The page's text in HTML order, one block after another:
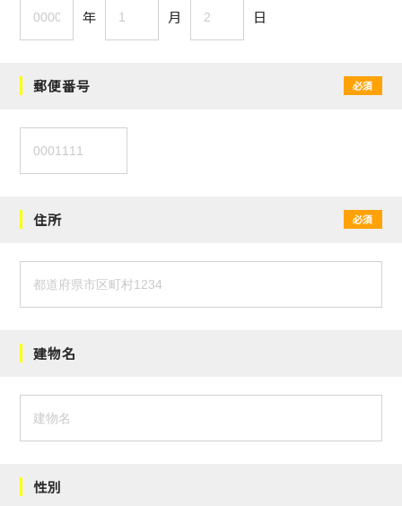
年 月 日
郵便番号 必須
住所 必須
建物名
性別